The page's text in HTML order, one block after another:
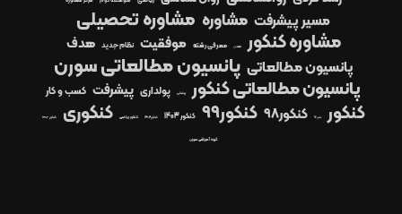
مسیر پیشرفت مشاوره مشاوره تحصیلی
مشاوره کنکور
معدل معرفی رشته موفقیت نظام جدید هدف
پانسیون مطالعاتی پانسیون مطالعاتی سورن
پانسیون مطالعاتی کنکور پزشکی پولداری پیشرفت کسب و کار
کنکور کنکور97 کنکور98 کنکور99 کنکور 1403 کنکور1404 کنکور ریاضی کنکوری کنکور ۱۴۰۲
گروه آموزشی سورن